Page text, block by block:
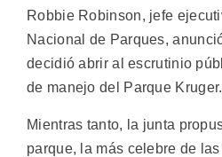
Robbie Robinson, jefe
Nacional de Parques,
decidió abrir al escrutinio
de manejo del Parque Kruger.
Mientras tanto, la junta
parque, la más celebre de